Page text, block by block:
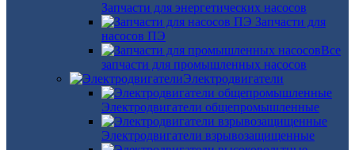
Запчасти для энергетических насосов
Запчасти для
насосов ПЭ
Все
запчасти для промышленных насосов
Электродвигатели
Электродвигатели общепромышленные
Электродвигатели взрывозащищенные